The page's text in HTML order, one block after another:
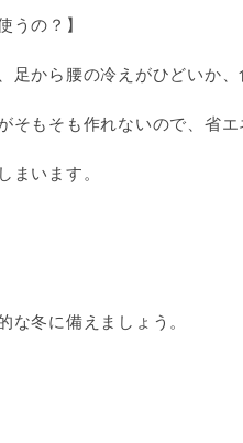
うの？】
足から腰の冷えがひどいか
そもそも作れないので、省エ
まいます。
な冬に備えましょう。